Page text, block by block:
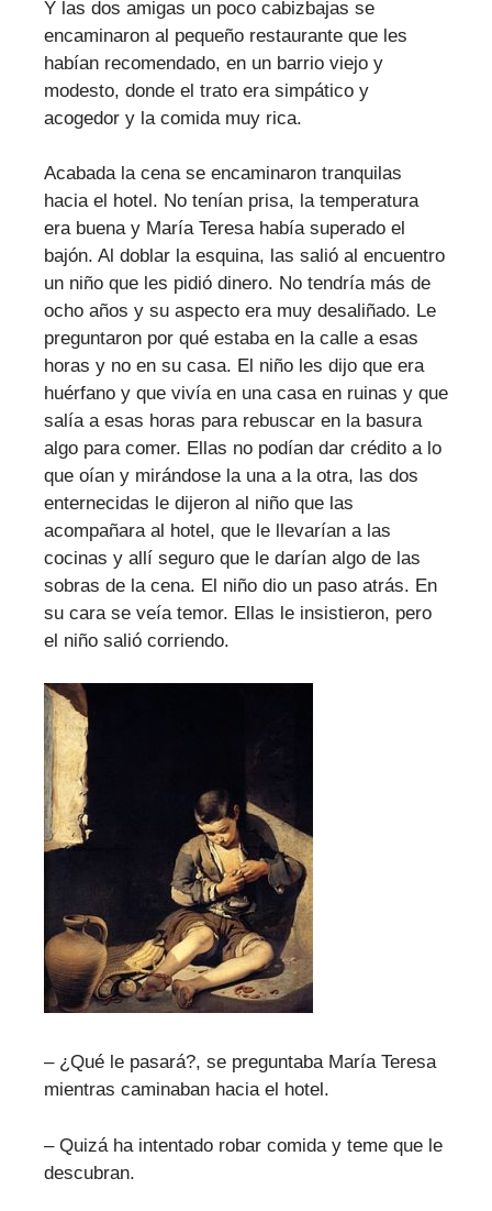
Y las dos amigas un poco cabizbajas se
encaminaron al pequeño restaurante que les
habían recomendado, en un barrio viejo y
modesto, donde el trato era simpático y
acogedor y la comida muy rica.
Acabada la cena se encaminaron tranquilas
hacia el hotel. No tenían prisa, la temperatura
era buena y María Teresa había superado el
bajón. Al doblar la esquina, las salió al encuentro
un niño que les pidió dinero. No tendría más de
ocho años y su aspecto era muy desaliñado. Le
preguntaron por qué estaba en la calle a esas
horas y no en su casa. El niño les dijo que era
huérfano y que vivía en una casa en ruinas y que
salía a esas horas para rebuscar en la basura
algo para comer. Ellas no podían dar crédito a lo
que oían y mirándose la una a la otra, las dos
enternecidas le dijeron al niño que las
acompañara al hotel, que le llevarían a las
cocinas y allí seguro que le darían algo de las
sobras de la cena. El niño dio un paso atrás. En
su cara se veía temor. Ellas le insistieron, pero
el niño salió corriendo.
– ¿Qué le pasará?, se preguntaba María Teresa
mientras caminaban hacia el hotel.
– Quizá ha intentado robar comida y teme que le
descubran.